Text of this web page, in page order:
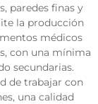
paredes finas y
la producción
médicos
con una mínima
secundarias.
de trabajar con
una calidad